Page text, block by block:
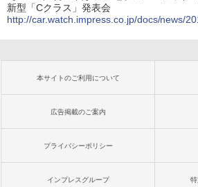
新型「Cクラス」発表会
http://car.watch.impress.co.jp/docs/news/
本サイトのご利用について
広告掲載のご案内
プライバシーポリシー
インプレスグループ